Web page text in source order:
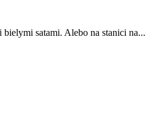
satami. Alebo na stanici na...